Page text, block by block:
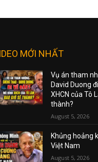
MỚI NHẤT
Vụ án tham
David Duong
XHCN của Tô
thành?
August 5, 2026
Khủng hoảng
Việt Nam
August 5, 2026